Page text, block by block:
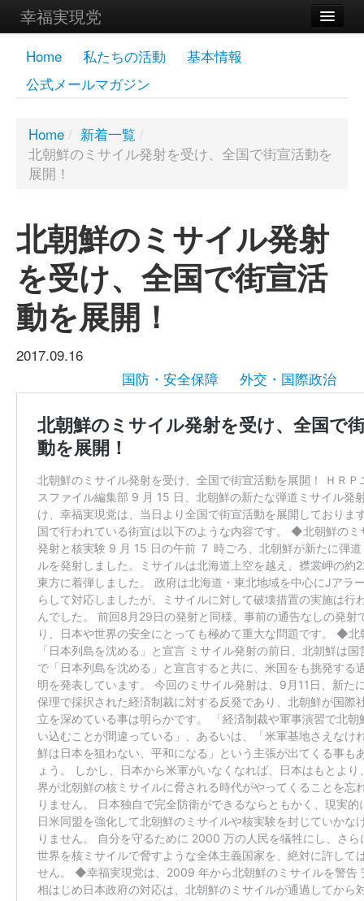
幸福実現党
メンバーズページ
党員
お問い合わせ
Home 私たちの活動
基本情報
公式メールマガジン
Home / 新着一覧 /
北朝鮮のミサイル発射を受け、全国で街宣活動を
展開！
北朝鮮のミサイル発射
を受け、全国で街宣活
動を展開！
2017.09.16
国防・安全保障
外交・国際政治